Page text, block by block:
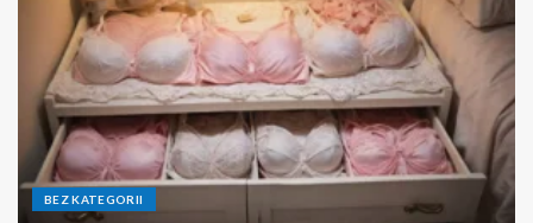
BEZ KATEGORII